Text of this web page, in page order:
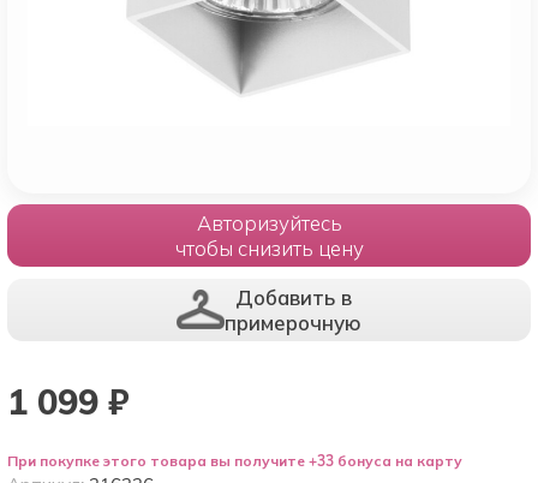
Авторизуйтесь
чтобы снизить цену
Добавить в
примерочную
1 099 ₽
При покупке этого товара вы получите +33 бонуса на карту